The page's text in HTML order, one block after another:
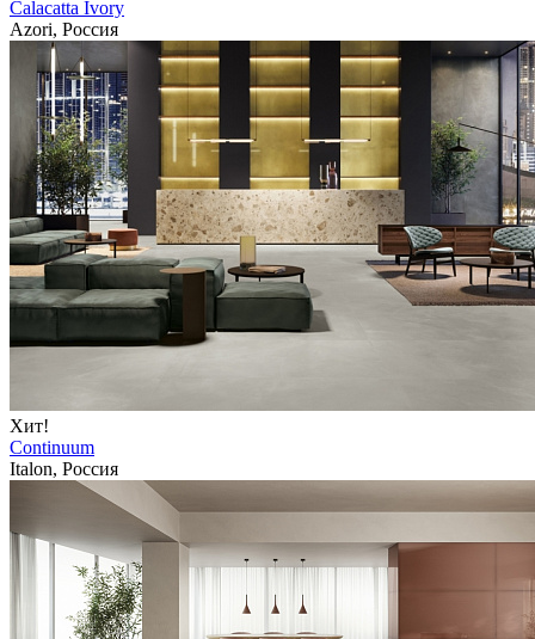
Calacatta Ivory
Azori, Россия
Хит!
Continuum
Italon, Россия